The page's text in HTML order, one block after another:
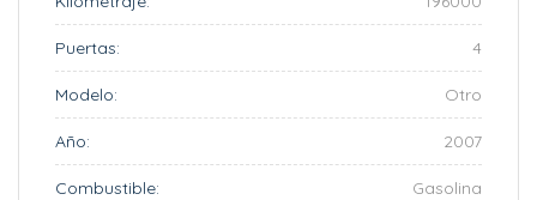
Puertas: 4
Modelo: Otro
Año: 2007
Combustible: Gasolina